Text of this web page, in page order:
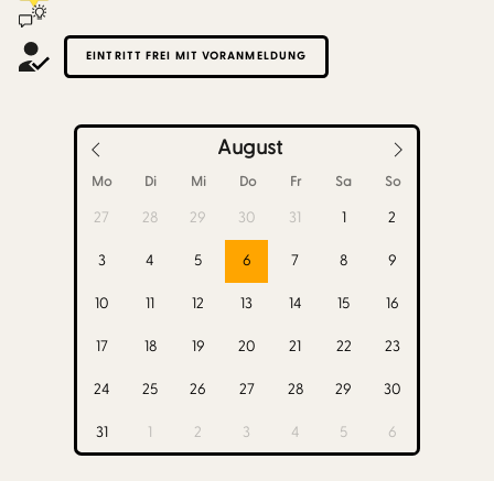
EINTRITT FREI MIT VORANMELDUNG
August
Mo Di Mi Do Fr Sa So
27 28 29 30 31 1 2
3 4 5 6 7 8 9
10 11 12 13 14 15 16
17 18 19 20 21 22 23
24 25 26 27 28 29 30
31 1 2 3 4 5 6